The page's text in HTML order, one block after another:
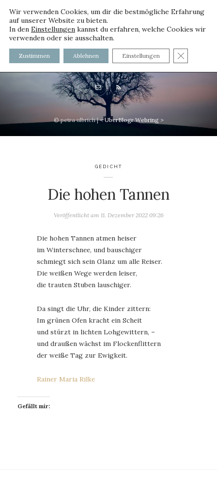
voller worte - mit und ohne
Innenfutter
© petra ulbrich |< UberBlogr Webring >
GEDICHT
Die hohen Tannen
Veröffentlicht am 11. Dezember 2022 09:26
Die hohen Tannen atmen heiser
im Winterschnee, und bauschiger
schmiegt sich sein Glanz um alle Reiser.
Die weißen Wege werden leiser,
die trauten Stuben lauschiger.
Da singt die Uhr, die Kinder zittern:
Im grünen Ofen kracht ein Scheit
und stürzt in lichten Lohgewittern, –
und draußen wächst im Flockenflittern
der weiße Tag zur Ewigkeit.
Rainer Maria Rilke
Gefällt mir:
Wir verwenden Cookies, um dir die bestmögliche Erfahrung
auf unserer Website zu bieten.
In den Einstellungen kannst du erfahren, welche Cookies wir
verwenden oder sie ausschalten.
Zustimmen Ablehnen Einstellungen GDPR